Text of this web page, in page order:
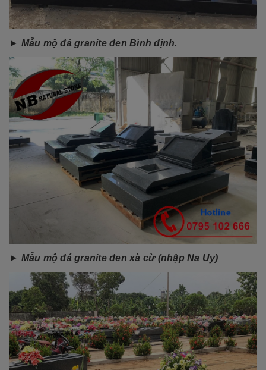
► Mẫu mộ đá granite đen Bình định.
► Mẫu mộ đá granite đen xà cừ (nhập Na Uy)